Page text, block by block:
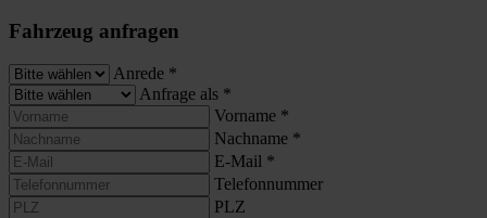
Fahrzeug anfragen
Anrede *
Anfrage als *
Vorname *
Nachname *
E-Mail *
Telefonnummer
PLZ